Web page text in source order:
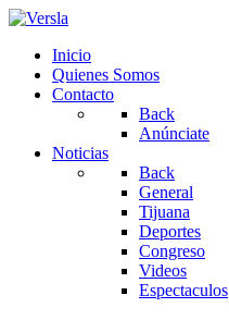
Inicio
Quienes Somos
Contacto
Back
Anúnciate
Noticias
Back
General
Tijuana
Deportes
Congreso
Videos
Espectaculos